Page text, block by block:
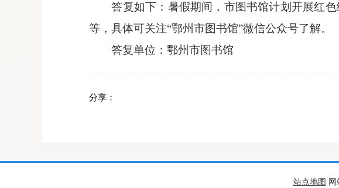
答复如下：暑假期间，市图书馆计划开展红
等，具体可关注“鄂州市图书馆”微信公众号了解。
答复单位： 鄂州市图书馆
分享：
站点地图 网